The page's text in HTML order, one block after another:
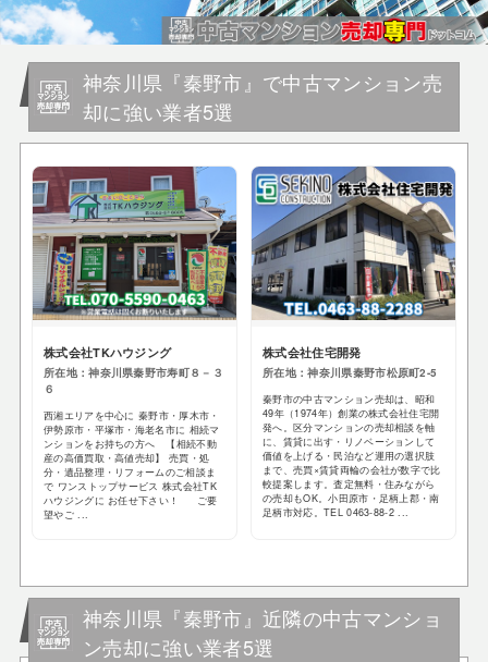
神奈川県『秦野市』で中古マンション売
却に強い業者5選
株式会社TKハウジング
所在地：神奈川県秦野市寿町８－３
６
西湘エリアを中心に 秦野市・厚木市・
伊勢原市・平塚市・海老名市に 相続マ
ンションをお持ちの方へ 【相続不動
産の高価買取・高値売却】 売買・処
分・遺品整理・リフォームのご相談ま
で ワンストップサービス 株式会社TK
ハウジングに お任せ下さい！ ご要
望やご ...
株式会社住宅開発
所在地：神奈川県秦野市松原町2-5
秦野市の中古マンション売却は、昭和
49年（1974年）創業の株式会社住宅開
発へ。区分マンションの売却相談を軸
に、賃貸に出す・リノベーションして
価値を上げる・民泊など運用の選択肢
まで、売買×賃貸両輪の会社が数字で比
較提案します。査定無料・住みながら
の売却もOK。小田原市・足柄上郡・南
足柄市対応。TEL 0463-88-2 ...
神奈川県『秦野市』近隣の中古マンショ
ン売却に強い業者5選